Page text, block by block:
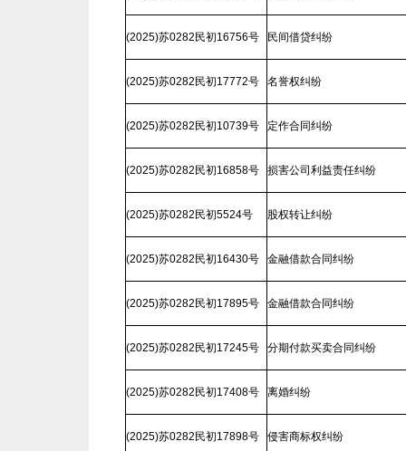
(2025)苏0282民初16756号 民间借贷纠纷
(2025)苏0282民初17772号 名誉权纠纷
(2025)苏0282民初10739号 定作合同纠纷
(2025)苏0282民初16858号 损害公司利益责任纠纷
(2025)苏0282民初5524号 股权转让纠纷
(2025)苏0282民初16430号 金融借款合同纠纷
(2025)苏0282民初17895号 金融借款合同纠纷
(2025)苏0282民初17245号 分期付款买卖合同纠纷
(2025)苏0282民初17408号 离婚纠纷
(2025)苏0282民初17898号 侵害商标权纠纷